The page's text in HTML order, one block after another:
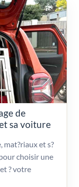
de
sa voiture
mat?riaux et s?
choisir une
? votre